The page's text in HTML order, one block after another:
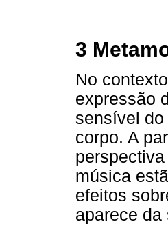
3
No
expressão
sensível
corpo. A
música
efeitos
aparece da